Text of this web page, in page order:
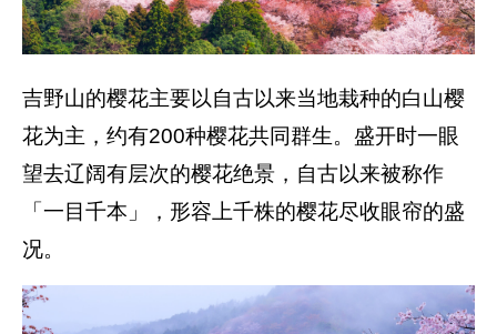
吉野山的樱花主要以自古以来当地栽种的白山樱
花为主，约有200种樱花共同群生。盛开时一眼
望去辽阔有层次的樱花绝景，自古以来被称作
「一目千本」，形容上千株的樱花尽收眼帘的盛
况。